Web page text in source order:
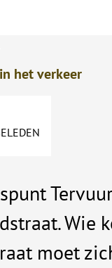
het verkeer
Wie
moet